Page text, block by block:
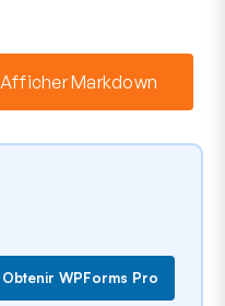
Afficher Markdown
Obtenir WPForms Pro